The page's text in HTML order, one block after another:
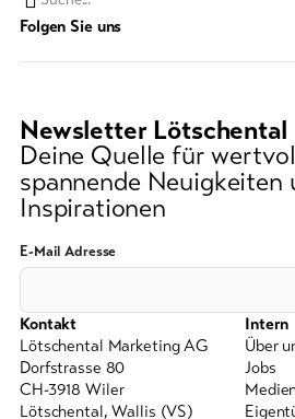
Suchwort
Folgen Sie uns
Newsletter Lötschental
Deine Quelle für
spannende Neuigkeiten
Inspirationen
E-Mail Adresse
Kontakt
Lötschental Marketing AG
Dorfstrasse 80
CH-3918 Wiler
Lötschental, Wallis (VS)
Intern
Über
Jobs